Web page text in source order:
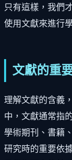
只有這樣，我們
使用文獻來進行
文獻的重
理解文獻的含義
中，文獻通常指
學術期刊、書籍
研究時的重要依